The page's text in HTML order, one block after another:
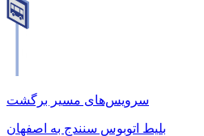
سرویس‌های مسیر برگشت
بلیط اتوبوس سنندج به اصفهان